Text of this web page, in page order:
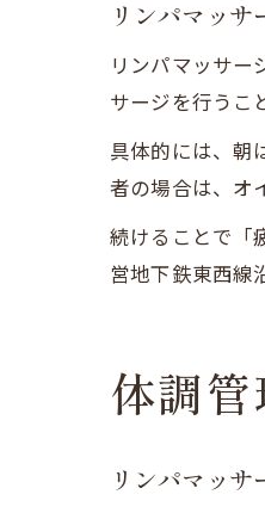
リンパマッ
リンパマッサー
サージを行うこ
具体的には、朝
者の場合は、オ
続けることで「
営地下鉄東西線
体調
リンパマッ